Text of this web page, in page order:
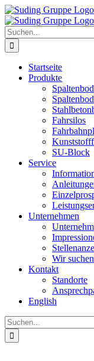
Zum
Inhalt
springen
Suche
nach:
Startseite
Produkte
Fahrsilos
SU-Block
Service
Unternehmen
Wir
Kontakt
Standorte
English
Suche
nach: